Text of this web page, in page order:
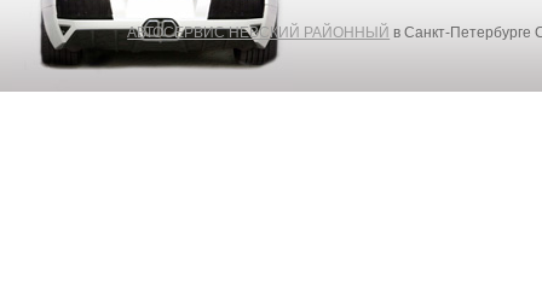
АВТОСЕРВИС НЕВСКИЙ РАЙОННЫЙ в Санкт-Петербурге